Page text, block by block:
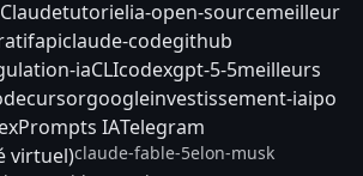
Claudetutorielia-open-sourcemeilleur
apiclaude-codegithub
iaCLIcodexgpt-5-5meilleurs
cursorgoogleinvestissement-iaipo
Prompts IATelegram
virtuel)claude-fable-5elon-musk